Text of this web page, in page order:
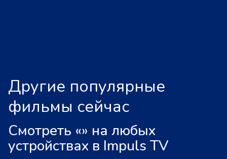
Другие популярные
фильмы сейчас
Смотреть «» на любых
устройствах в Impuls TV